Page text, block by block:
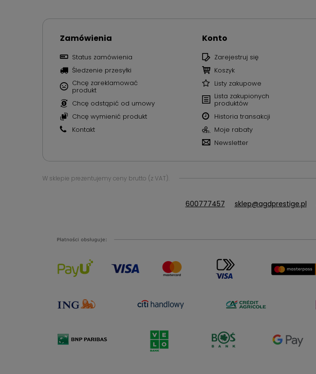
Zamówienia
Status zamówienia
Śledzenie przesyłki
Chcę zareklamować
produkt
Chcę odstąpić od umowy
Chcę wymienić produkt
Kontakt
Konto
Zarejestruj się
Koszyk
Listy zakupowe
Lista zakupionych
produktów
Historia transakcji
Moje rabaty
Newsletter
W sklepie prezentujemy ceny brutto (z VAT).
600777457 sklep@agdprestige.pl